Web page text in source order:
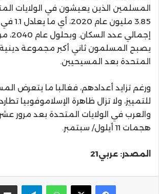
المسلمين الذين يعيشون في الولايات
3.85 مليون
إجمالي
يصبح المسلمون ثاني أكبر مجموعة دينية
المتحدة بعد المسيحيين.
ورغم تزايد أعدادهم، فغالبا ما يتعرض
للتمييز، ولا تزال ظاهرة الإسلاموفوبيا
والعرب في الولايات المتحدة بعد مرور
هجمات 11 أيلول/ سبتمبر.
المصدر: عربي21
واتساب تيلقرام